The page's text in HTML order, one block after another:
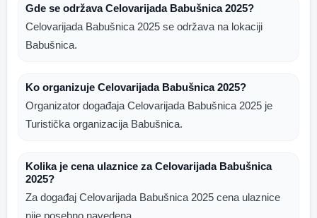
Gde se održava Celovarijada Babušnica 2025?
Celovarijada Babušnica 2025 se održava na lokaciji
Babušnica.
Ko organizuje Celovarijada Babušnica 2025?
Organizator događaja Celovarijada Babušnica 2025 je
Turistička organizacija Babušnica.
Kolika je cena ulaznice za Celovarijada Babušnica
2025?
Za događaj Celovarijada Babušnica 2025 cena ulaznice